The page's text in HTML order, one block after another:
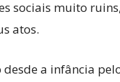
sociais muito
atos.
a infância